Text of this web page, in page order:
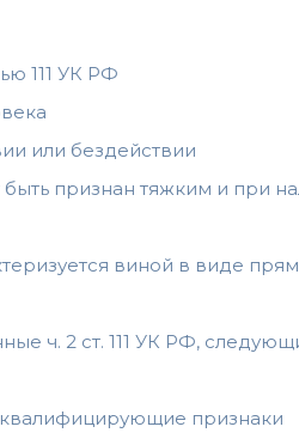
111 УК РФ
или бездействии
признан тяжким и при
виной в виде
ч. 2 ст. 111 УК РФ,
квалифицирующие признаки